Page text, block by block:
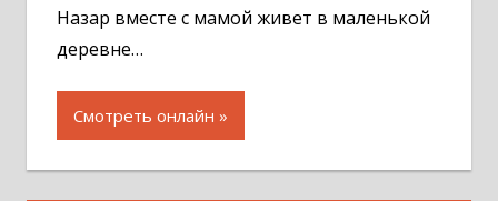
Назар вместе с мамой живет в маленькой
деревне…
Смотреть онлайн